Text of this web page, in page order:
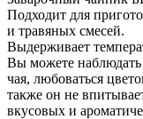
Подходит для
и травяных смесей.
Выдерживает
Вы можете наблюдать
чая, любоваться
также он не
вкусовых и